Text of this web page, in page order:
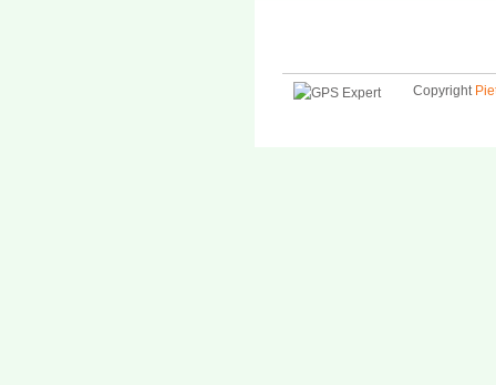
Copyright